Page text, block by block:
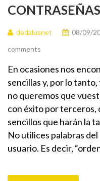
CONTRASEÑAS
dedalusnet 08/09/
comments
En ocasiones nos
sencillas y, por lo
no queremos que
con éxito por terceros,
sencillos que harán la
No utilices palabras
usuario. Es decir,